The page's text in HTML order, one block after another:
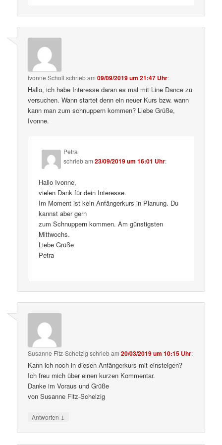
Ivonne Scholl schriebam09/09/2019 um 21:47 Uhr:
Hallo, ich habe Interesse daran es mal mit Line Dance zu
versuchen. Wann startet denn ein neuer Kurs bzw. wann
kann man zum schnuppern kommen? Liebe Grüße,
Ivonne.
Petra
schriebam23/09/2019 um 16:01 Uhr:
Hallo Ivonne,
vielen Dank für dein Interesse.
Im Moment ist kein Anfängerkurs in Planung. Du
kannst aber gern
zum Schnuppern kommen. Am günstigsten
Mittwochs.
Liebe Grüße
Petra
Susanne Fitz-Schelzig schriebam20/03/2019 um 10:15 Uhr:
Kann ich noch in diesen Anfängerkurs mit einsteigen?
Ich freu mich über einen kurzen Kommentar.
Danke im Voraus und Grüße
von Susanne Fitz-Schelzig
Antworten ↓